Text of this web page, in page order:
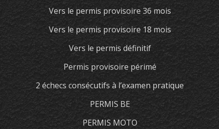
Vers le permis provisoire 36 mois
Vers le permis provisoire 18 mois
Vers le permis définitif
Permis provisoire périmé
2 échecs consécutifs à l’examen pratique
PERMIS BE
PERMIS MOTO